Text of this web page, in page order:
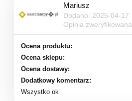
Mariusz
Dodano: 2025-04-17
Opinia zweryfikowana
Ocena produktu:
Ocena sklepu:
Ocena dostawy:
Dodatkowy komentarz:
Wszystko ok